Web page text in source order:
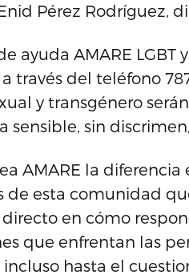
Pérez Rodríguez,
ayuda AMARE
través del teléfono
y transgénero
sensible, sin
AMARE la
de esta comunidad
en cómo
que enfrentan las
hasta el